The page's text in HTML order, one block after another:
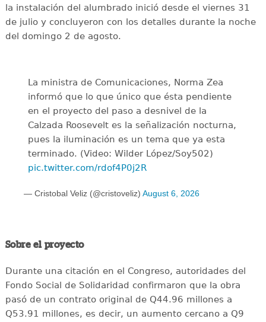
la instalación del alumbrado inició desde el viernes 31
de julio y concluyeron con los detalles durante la noche
del domingo 2 de agosto.
La ministra de Comunicaciones, Norma Zea
informó que lo que único que ésta pendiente
en el proyecto del paso a desnivel de la
Calzada Roosevelt es la señalización nocturna,
pues la iluminación es un tema que ya esta
terminado. (Video: Wilder López/Soy502)
pic.twitter.com/rdof4P0j2R
— Cristobal Veliz (@cristoveliz) August 6, 2026
Sobre el proyecto
Durante una citación en el Congreso, autoridades del
Fondo Social de Solidaridad confirmaron que la obra
pasó de un contrato original de Q44.96 millones a
Q53.91 millones, es decir, un aumento cercano a Q9